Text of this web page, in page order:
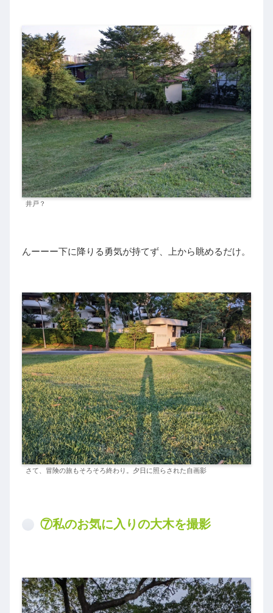
井戸？
んーーー下に降りる勇気が持てず、上から眺めるだけ。
さて、冒険の旅もそろそろ終わり。夕日に照らされた自画影
⑦私のお気に入りの大木を撮影